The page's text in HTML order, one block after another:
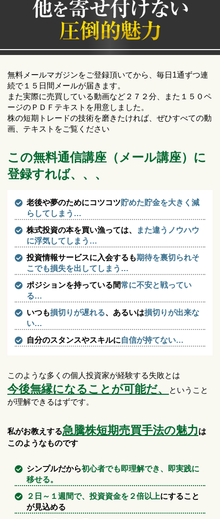
無料メールマガジンをご登録頂いてから、毎日1通ずつ連
続で１５日間メールが届きます。
また実際に売買している動画など２７２分、また１５０ペ
ージのＰＤＦテキストを用意しました。
株の短期トレードの技術を磨きたければ、ぜひすべての動
画、テキストをご覧ください
この無料通信講座（メール講座）に
登録すれば、、、
老後や夢のためにコツコツ貯めた貯金を大きく減
らしてしまう…
株式投資の本を買い漁っては、
また違うノウハウ
に浮気してしまう…
投資情報サービスに入会するも期待を裏切られそ
こでも損失を出してしまう…
ポジションを持っている間常に不安と戦ってい
る…
いつも損切りが遅れる、あるいは損切りが出来な
い…
自分のスタンスやスキルに自信が持てない…
このような多くの個人投資家が経験する失敗とは
今後無縁になることが可能だ、
ということ
が理解できるはずです。
私がお教えする急騰株短期売買手法の魅力は
このようなものです
シンプルだから初心者でも即理解でき、即実践に
移せる。
２日～１週間で、投資資金を２倍以上にすること
が見込める